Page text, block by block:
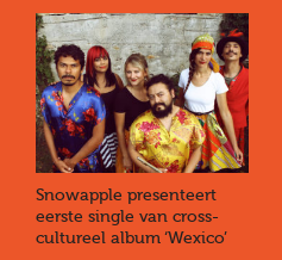
Snowapple presenteert
eerste single van cross-
cultureel album ‘Wexico’